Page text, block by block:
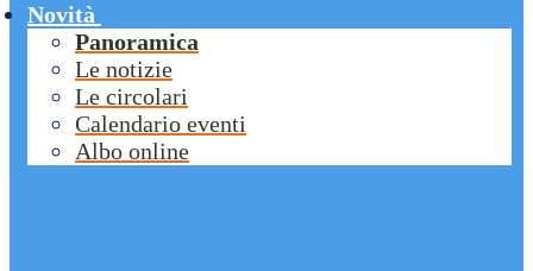
Novità
Panoramica
Le notizie
Le circolari
Calendario eventi
Albo online